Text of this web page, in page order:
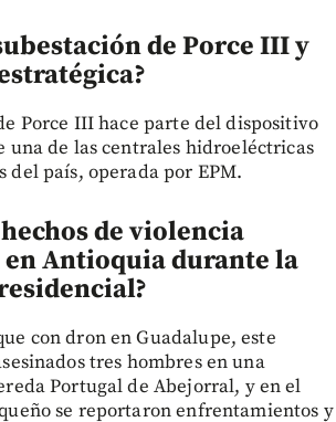
de Porce III y
Porce III hace parte del dispositivo
una de las centrales hidroeléctricas
del país, operada por EPM.
de violencia
Antioquia durante la
con dron en Guadalupe, este
tres hombres en una
Portugal de Abejorral, y en el
se reportaron enfrentamientos y